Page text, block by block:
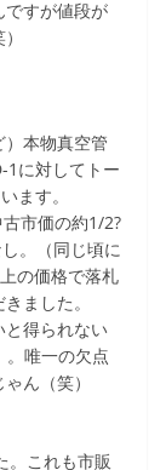
ですが値段が
本物真空管
1に対してトー
ます。
市価の約1/2?
。（同じ頃に
の価格で落札
ました。
と得られない
唯一の欠点
ん（笑）
。これも市販